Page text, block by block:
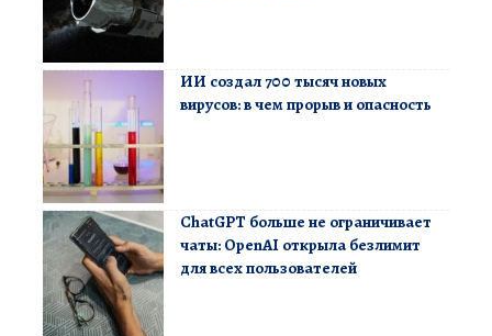
ИИ создал 700 тысяч новых
вирусов: в чем прорыв и опасность
ChatGPT больше не ограничивает
чаты: OpenAI открыла безлимит
для всех пользователей